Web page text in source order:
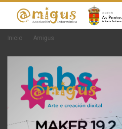
Inicio Amigus